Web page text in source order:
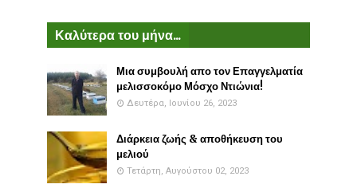
Καλύτερα του μήνα...
Μια συμβουλή απο τον Επαγγελματία
μελισσοκόμο Μόσχο Ντιώνια!
Δευτέρα, Ιουνίου 26, 2023
Διάρκεια ζωής & αποθήκευση του
μελιού
Τετάρτη, Αυγούστου 02, 2023